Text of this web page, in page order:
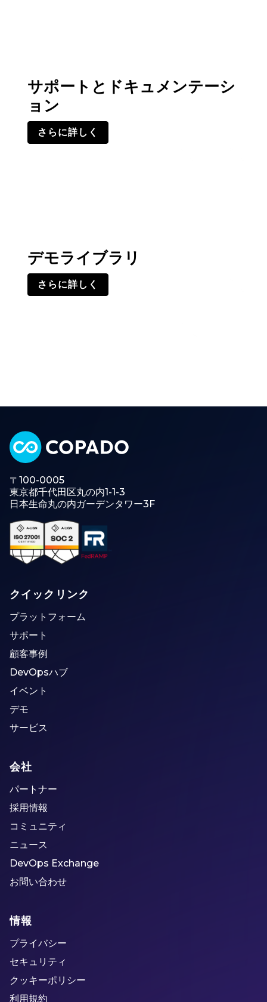
サポートとドキュメンテーシ
ョン
さらに詳しく
デモライブラリ
さらに詳しく
〒100-0005
東京都千代田区丸の内1-1-3
日本生命丸の内ガーデンタワー3F
クイックリンク
プラットフォーム
サポート
顧客事例
DevOpsハブ
イベント
デモ
サービス
会社
パートナー
採用情報
コミュニティ
ニュース
DevOps Exchange
お問い合わせ
情報
プライバシー
セキュリティ
クッキーポリシー
利用規約